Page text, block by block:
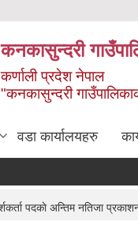
कनकासुन्दरी
कर्णाली प्रदेश नेपाल
"कनकासुन्दरी
वडा कार्यालयहरु
पदकाे अन्तिम नतिजा